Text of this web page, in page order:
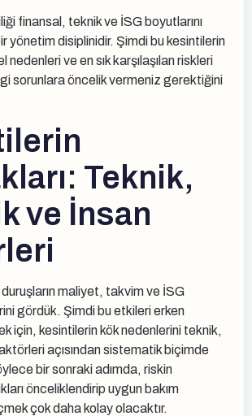
finansal, teknik ve İSG boyutlarını
yönetim disiplinidir. Şimdi bu kesintilerin
nedenleri ve en sık karşılaşılan riskleri
sorunlara öncelik vermeniz gerektiğini
Teknik,
ve İnsan
maliyet, takvim ve İSG
gördük. Şimdi bu etkileri erken
için, kesintilerin kök nedenlerini teknik,
açısından sistematik biçimde
bir sonraki adımda, riskin
önceliklendirip uygun bakım
çok daha kolay olacaktır.